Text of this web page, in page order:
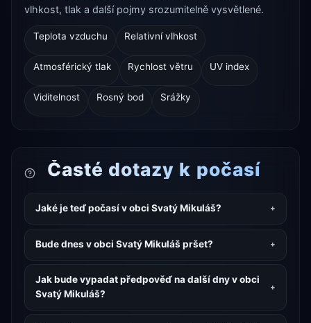
vlhkost, tlak a další pojmy srozumitelně vysvětlené.
Teplota vzduchu Relativní vlhkost
Atmosférický tlak Rychlost větru UV index
Viditelnost Rosný bod Srážky
Časté dotazy k počasí
Jaké je teď počasí v obci Svatý Mikuláš?
Bude dnes v obci Svatý Mikuláš pršet?
Jak bude vypadat předpověď na další dny v obci
Svatý Mikuláš?